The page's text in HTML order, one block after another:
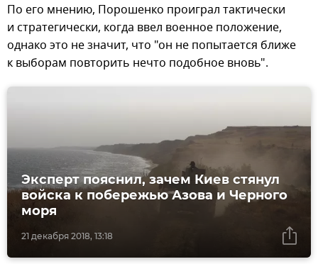
По его мнению, Порошенко проиграл тактически
и стратегически, когда ввел военное положение,
однако это не значит, что "он не попытается ближе
к выборам повторить нечто подобное вновь".
21 декабря 2018, 13:18
Эксперт пояснил, зачем Киев стянул
войска к побережью Азова и Черного
моря